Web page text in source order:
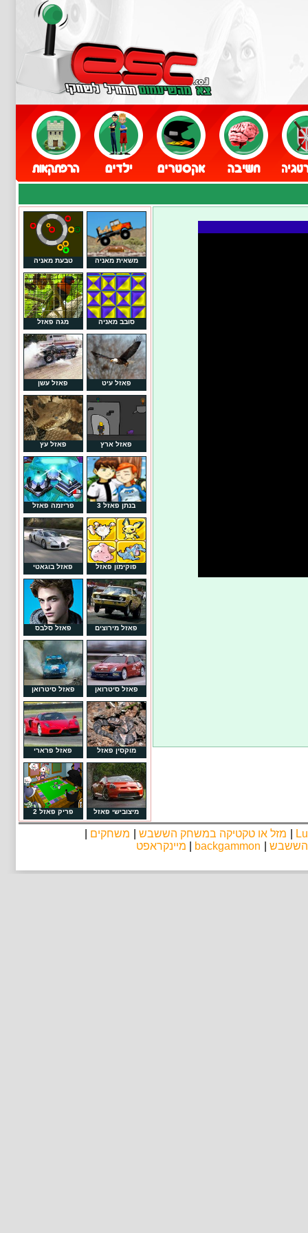
משאית מאניה טבעת מאניה
סובב מאניה מגה פאזל
פאזל עיט פאזל עשן
פאזל ארץ פאזל עץ
בנתן פאזל 3 פריזמה פאזל
פוקימון פאזל פאזל בוגאטי
פאזל מירוצים פאזל סלבס
פאזל סיטרואן פאזל סיטרואן
מוקסין פאזל פאזל פרארי
מיצובישי פאזל פריק פאזל 2
מזל או טקטיקה במשחק הששבש משחקים
הששבש
backgammon מיינקראפט